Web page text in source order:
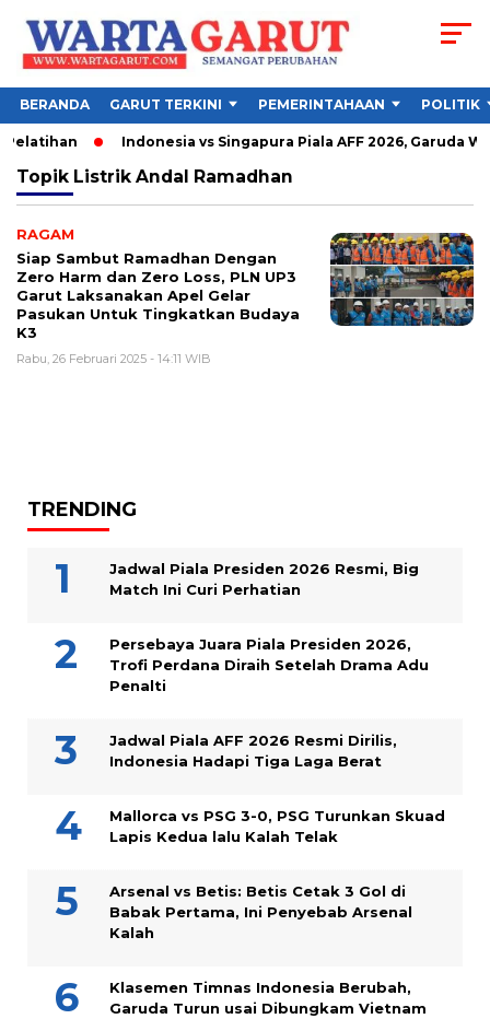
BERANDA GARUT TERKINI PEMERINTAHAAN POLITIK
Indonesia vs Singapura Piala AFF 2026, Garuda
Topik Listrik Andal Ramadhan
RAGAM
Siap Sambut Ramadhan Dengan
Zero Harm dan Zero Loss, PLN UP3
Garut Laksanakan Apel Gelar
Pasukan Untuk Tingkatkan Budaya
K3
Rabu, 26 Februari 2025 - 14:11 WIB
TRENDING
Jadwal Piala Presiden 2026 Resmi, Big
Match Ini Curi Perhatian
Persebaya Juara Piala Presiden 2026,
Trofi Perdana Diraih Setelah Drama Adu
Penalti
Jadwal Piala AFF 2026 Resmi Dirilis,
Indonesia Hadapi Tiga Laga Berat
Mallorca vs PSG 3-0, PSG Turunkan Skuad
Lapis Kedua lalu Kalah Telak
Arsenal vs Betis: Betis Cetak 3 Gol di
Babak Pertama, Ini Penyebab Arsenal
Kalah
Klasemen Timnas Indonesia Berubah,
Garuda Turun usai Dibungkam Vietnam